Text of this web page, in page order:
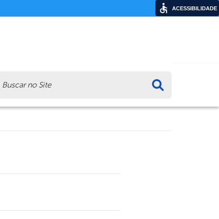
ACESSIBILIDADE